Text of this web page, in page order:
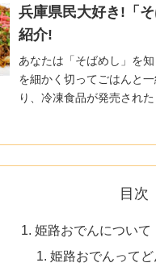
兵庫県民大好き!「
紹介!
あなたは「そばめし」を
を細かく切ってごはんと
り、冷凍食品が発売され
目次
姫路おでんについて
姫路おでんって